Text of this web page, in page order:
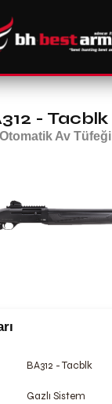
- Tacblk
Otomatik Av Tüfeği
BA312 - Tacblk
Gazlı Sistem